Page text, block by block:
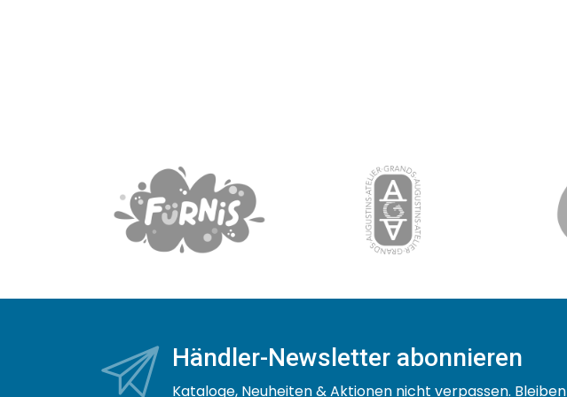
Händler-Newsletter abonnieren
Kataloge, Neuheiten & Aktionen nicht verpassen. Bleiben